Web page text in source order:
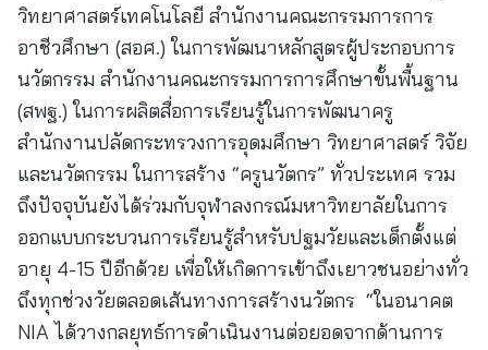
วิทยาศาสตร์เทคโนโลยี สำนักงานคณะกรรมการการ
อาชีวศึกษา (สอศ.) ในการพัฒนาหลักสูตรผู้ประกอบการ
นวัตกรรม สำนักงานคณะกรรมการการศึกษาขั้นพื้นฐาน
(สพฐ.) ในการผลิตสื่อการเรียนรู้ในการพัฒนาครู
สำนักงานปลัดกระทรวงการอุดมศึกษา วิทยาศาสตร์ วิจัย
และนวัตกรรม ในการสร้าง “ครูนวัตกร” ทั่วประเทศ รวม
ถึงปัจจุบันยังได้ร่วมกับจุฬาลงกรณ์มหาวิทยาลัยในการ
ออกแบบกระบวนการเรียนรู้สำหรับปฐมวัยและเด็กตั้งแต่
อายุ 4-15 ปีอีกด้วย เพื่อให้เกิดการเข้าถึงเยาวชนอย่างทั่ว
ถึงทุกช่วงวัยตลอดเส้นทางการสร้างนวัตกร “ในอนาคต
NIA ได้วางกลยุทธ์การดำเนินงานต่อยอดจากด้านการ